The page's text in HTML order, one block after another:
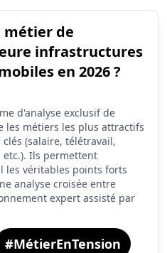
métier de
infrastructures
en 2026 ?
d'analyse exclusif de
les métiers les plus attractifs
(salaire, télétravail,
Ils permettent
véritables points forts
analyse croisée entre
expert assisté par
#MétierEnTension
Ingénieur / Ingénieure
marché
de travail